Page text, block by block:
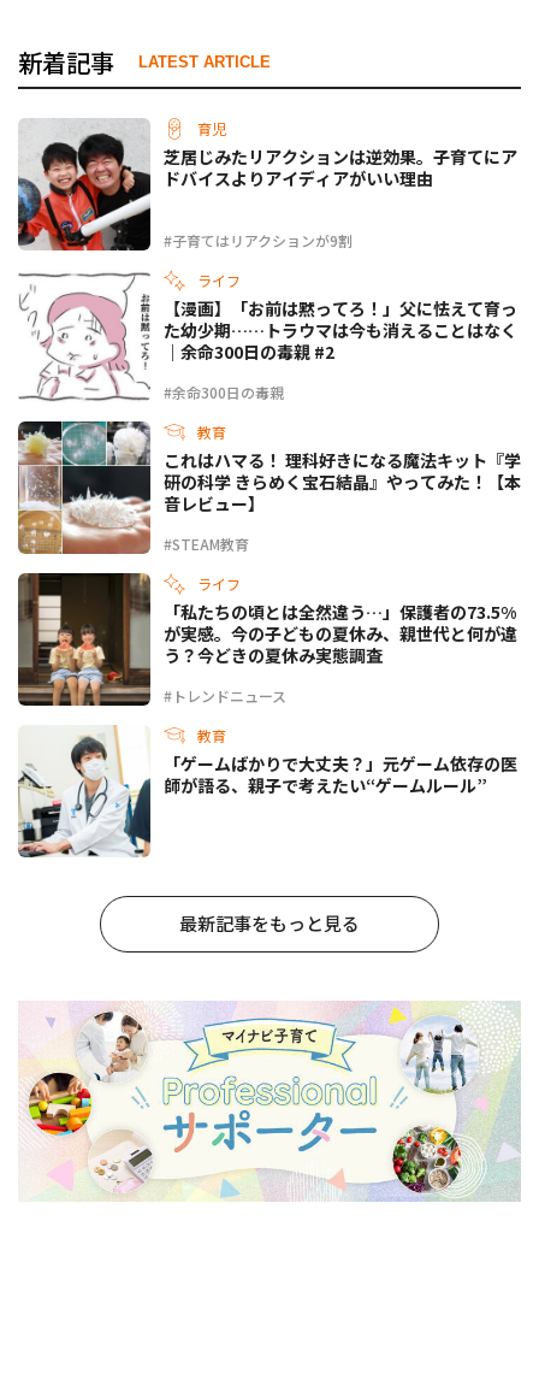
新着記事 LATEST ARTICLE
育児
#子育てはリアクションが9割
芝居じみたリアクションは逆効果。子育てにア
ドバイスよりアイディアがいい理由
ライフ
#余命300日の毒親
【漫画】「お前は黙ってろ！」父に怯えて育っ
た幼少期……トラウマは今も消えることはなく
｜余命300日の毒親 #2
教育
#STEAM教育
これはハマる！ 理科好きになる魔法キット『学
研の科学 きらめく宝石結晶』やってみた！【本
音レビュー】
ライフ
#トレンドニュース
「私たちの頃とは全然違う…」保護者の73.5%
が実感。今の子どもの夏休み、親世代と何が違
う？今どきの夏休み実態調査
教育
「ゲームばかりで大丈夫？」元ゲーム依存の医
師が語る、親子で考えたい“ゲームルール”
最新記事をもっと見る